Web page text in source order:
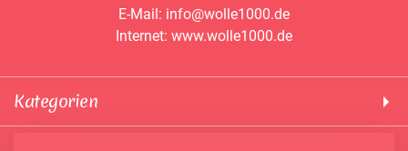
E-Mail: info@wolle1000.de
Internet: www.wolle1000.de
Kategorien